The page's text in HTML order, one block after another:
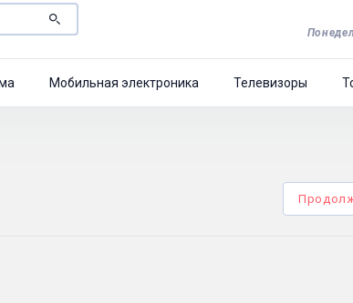
Мобильная электроника Телевизоры